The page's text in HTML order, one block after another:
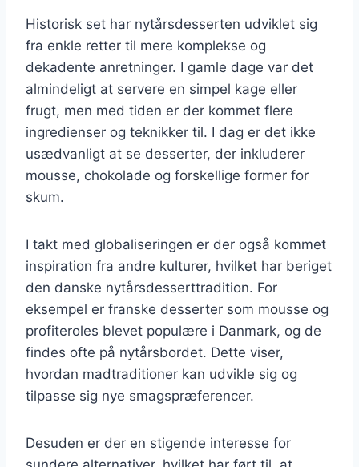
Historisk set har nytårsdesserten udviklet sig
fra enkle retter til mere komplekse og
dekadente anretninger. I gamle dage var det
almindeligt at servere en simpel kage eller
frugt, men med tiden er der kommet flere
ingredienser og teknikker til. I dag er det ikke
usædvanligt at se desserter, der inkluderer
mousse, chokolade og forskellige former for
skum.
I takt med globaliseringen er der også kommet
inspiration fra andre kulturer, hvilket har beriget
den danske nytårsdesserttradition. For
eksempel er franske desserter som mousse og
profiteroles blevet populære i Danmark, og de
findes ofte på nytårsbordet. Dette viser,
hvordan madtraditioner kan udvikle sig og
tilpasse sig nye smagspræferencer.
Desuden er der en stigende interesse for